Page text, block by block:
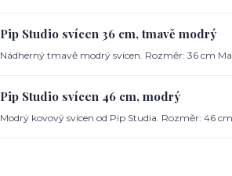
Pip Studio svícen 36 cm, tmavě modrý
Nádherný tmavě modrý svícen. Rozměr: 36 cm
Pip Studio svícen 46 cm, modrý
Modrý kovový svícen od Pip Studia. Rozměr: 46